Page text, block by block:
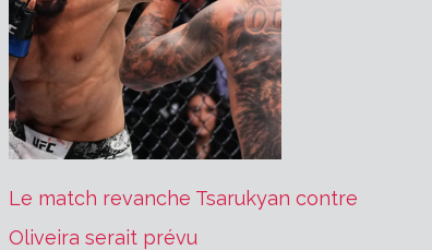
Le match revanche Tsarukyan contre
Oliveira serait prévu